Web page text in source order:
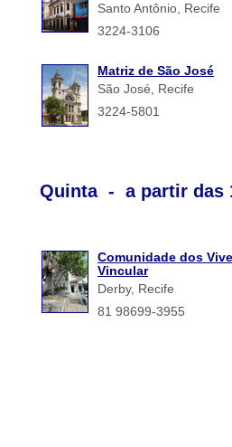
Santo Antônio, Recife
3224-3106
Matriz de São José
São José, Recife
3224-5801
Quinta - a partir das
Comunidade dos
Vincular
Derby, Recife
81 98699-3955